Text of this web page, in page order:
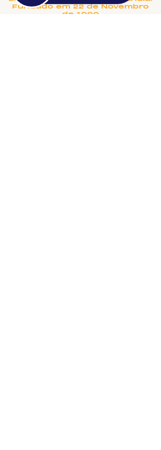
Fundado em 22 de Novembro
de 1990